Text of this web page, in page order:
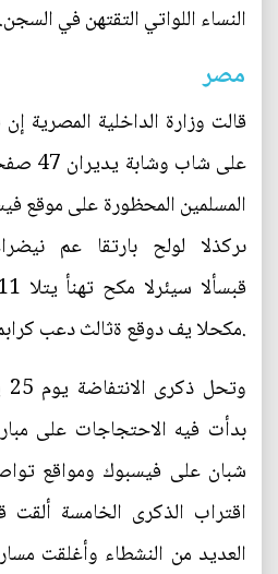
النساء اللواتي التقتهن في السجن.
مصر
قالت وزارة الداخلية المصرية
على
لحملة تستهدف المعارضين
الخامسة لانتفاضة 2011 التي
حسني مبارك بعد ثلاثة عقود
بدأت فيه الاحتجاجات على
شبان على فيسبوك ومواقع
اقتراب الذكرى الخامسة
العديد من النشطاء وأغلقت